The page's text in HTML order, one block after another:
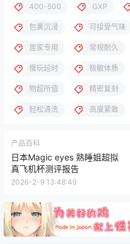
400-500 GXP
包裹沉浸 可接受气味
居家专用 常规耐久
慢玩延时 极敏体质
物超所值 精密复刻
轻松清洗 高度紧致
产品百科
日本Magic eyes 熟睡姐超拟
真飞机杯测评报告
2026-2-9 13:48:49